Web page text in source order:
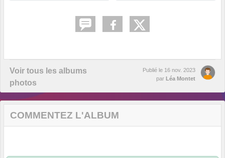
Voir tous les albums
photos
Publié le 16 nov. 2023
par Léa Montet
COMMENTEZ L'ALBUM